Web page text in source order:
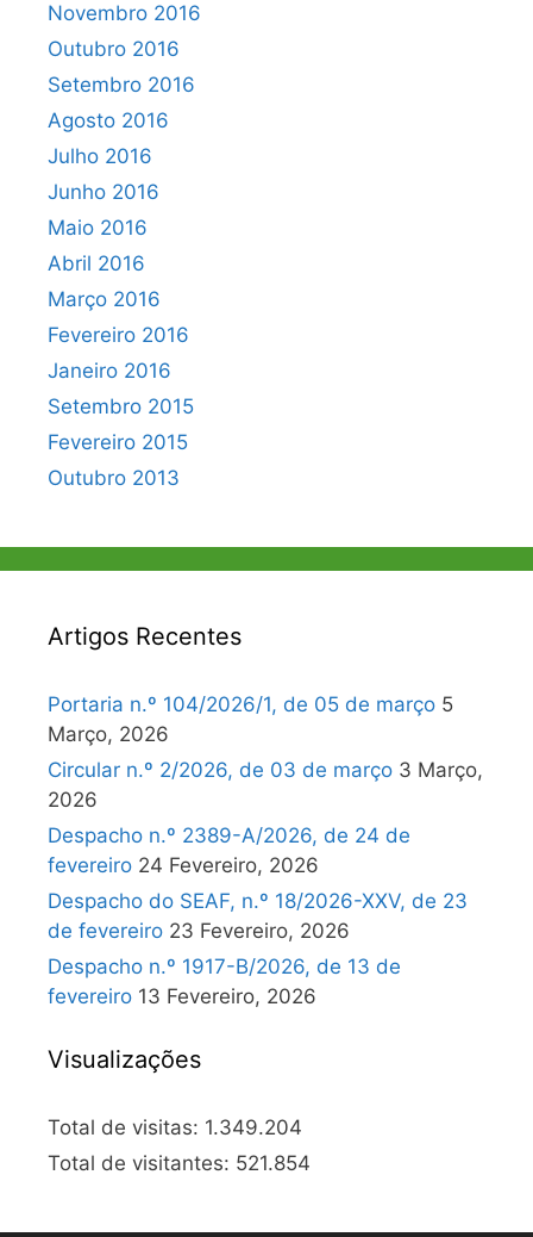
Novembro 2016
Outubro 2016
Setembro 2016
Agosto 2016
Julho 2016
Junho 2016
Maio 2016
Abril 2016
Março 2016
Fevereiro 2016
Janeiro 2016
Setembro 2015
Fevereiro 2015
Outubro 2013
Artigos Recentes
Portaria n.º 104/2026/1, de 05 de março 5
Março, 2026
Circular n.º 2/2026, de 03 de março 3 Março,
2026
Despacho n.º 2389-A/2026, de 24 de
fevereiro 24 Fevereiro, 2026
Despacho do SEAF, n.º 18/2026-XXV, de 23
de fevereiro 23 Fevereiro, 2026
Despacho n.º 1917-B/2026, de 13 de
fevereiro 13 Fevereiro, 2026
Visualizações
Total de visitas: 1.349.204
Total de visitantes: 521.854